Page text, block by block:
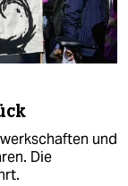
und
Die